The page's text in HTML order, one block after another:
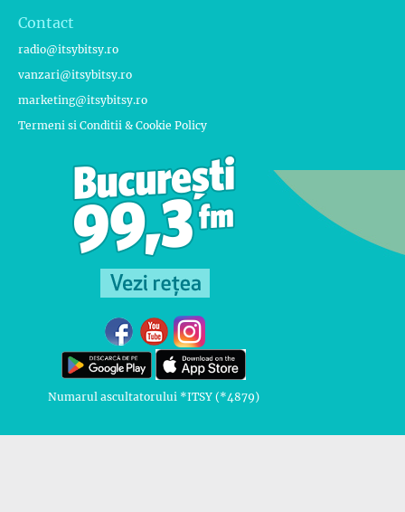
Contact
radio@itsybitsy.ro
vanzari@itsybitsy.ro
marketing@itsybitsy.ro
Termeni si Conditii & Cookie Policy
Numarul ascultatorului *ITSY (*4879)